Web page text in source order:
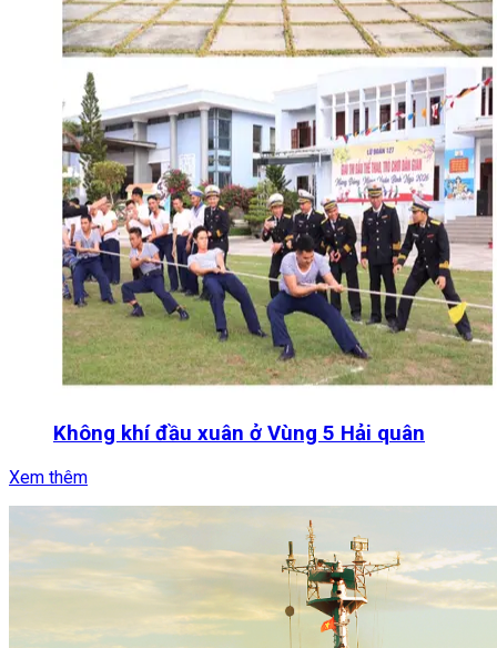
Không khí đầu xuân ở Vùng 5 Hải quân
Xem thêm